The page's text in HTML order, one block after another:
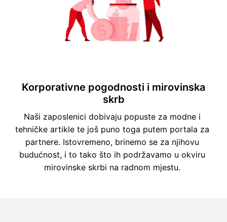
Korporativne pogodnosti i mirovinska
skrb
Naši zaposlenici dobivaju popuste za modne i
tehničke artikle te još puno toga putem portala za
partnere. Istovremeno, brinemo se za njihovu
budućnost, i to tako što ih podržavamo u okviru
mirovinske skrbi na radnom mjestu.